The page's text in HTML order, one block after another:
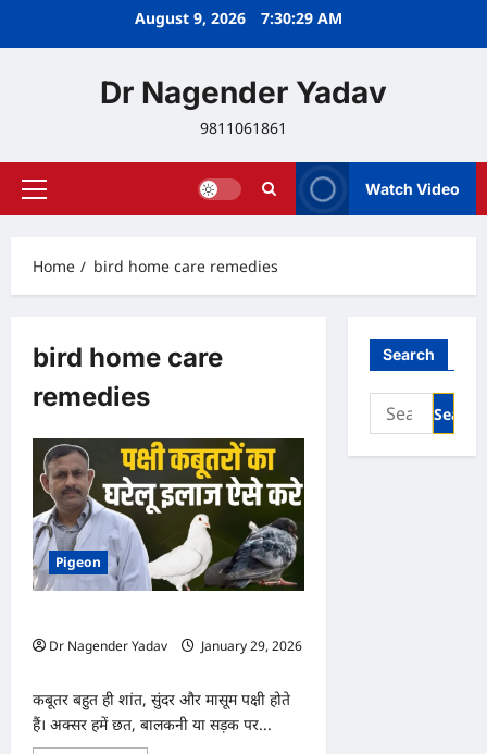
August 9, 2026 7:30:29 AM
Dr Nagender Yadav
9811061861
Primary
Watch Video
Home bird home care remedies
bird home care
remedies
Pigeon
Dr Nagender Yadav
January 29, 2026
कबूतर बहुत ही शांत, सुंदर और मासूम पक्षी होते
हैं। अक्सर हमें छत, बालकनी या सड़क पर...
Search
Search
for: